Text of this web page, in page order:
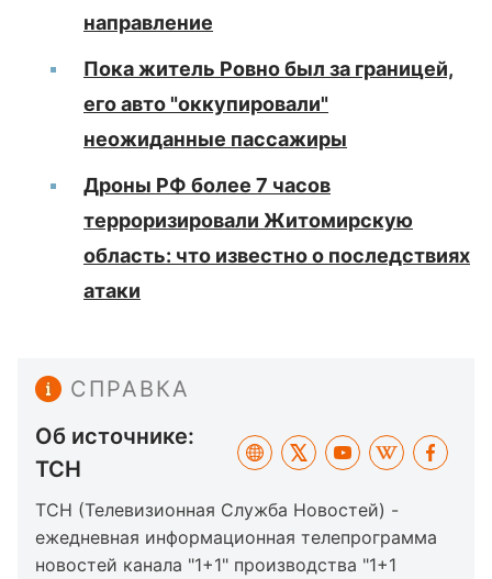
направление
Пока житель Ровно был за границей,
его авто "оккупировали"
неожиданные пассажиры
Дроны РФ более 7 часов
терроризировали Житомирскую
область: что известно о последствиях
атаки
СПРАВКА
Об источнике:
ТСН
ТСН (Телевизионная Служба Новостей) -
ежедневная информационная телепрограмма
новостей канала "1+1" производства "1+1